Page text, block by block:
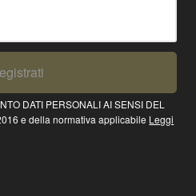
DATI PERSONALI AI SENSI DEL
e della normativa applicabile Leggi